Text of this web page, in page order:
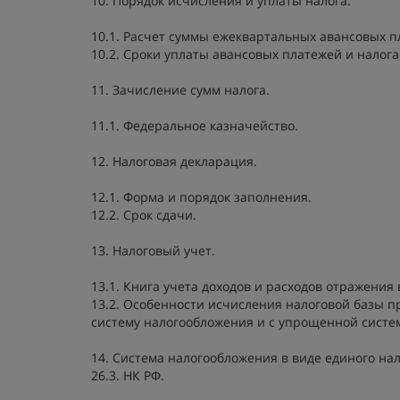
10.1. Расчет суммы ежеквартальных авансовых
10.2. Сроки уплаты авансовых платежей и
11. Зачисление сумм налога.
11.1. Федеральное казначейство.
12. Налоговая декларация.
12.1. Форма и порядок заполнения.
12.2. Срок сдачи.
13. Налоговый учет.
13.1. Книга учета доходов и расходов
13.2. Особенности исчисления налоговой
систему налогообложения и с упрощенной
14. Система налогообложения в виде единого
26.3. НК РФ.